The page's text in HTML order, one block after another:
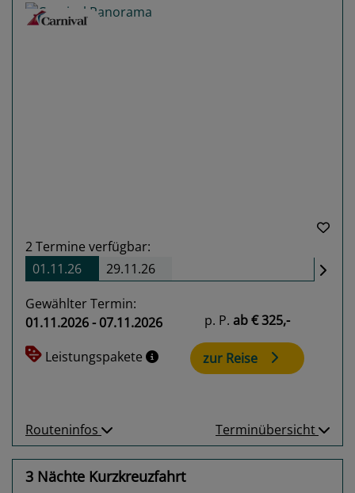
2Termine verfügbar:
01.11.26
29.11.26
Gewählter Termin:
01.11.2026 - 07.11.2026
Leistungspakete
p. P. ab€ 325,-
zur Reise
Routeninfos Terminübersicht
3 Nächte Kurzkreuzfahrt